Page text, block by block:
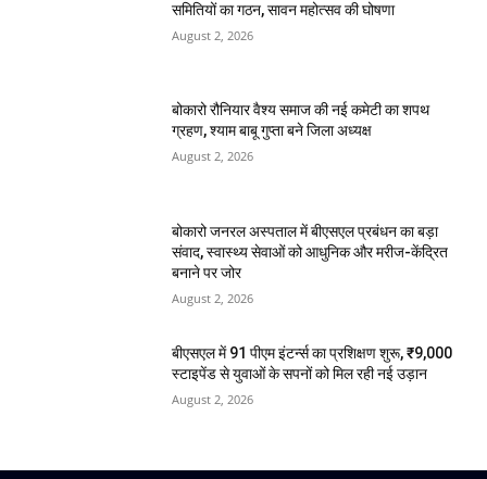
समितियों का गठन, सावन महोत्सव की घोषणा
August 2, 2026
बोकारो रौनियार वैश्य समाज की नई कमेटी का शपथ
ग्रहण, श्याम बाबू गुप्ता बने जिला अध्यक्ष
August 2, 2026
बोकारो जनरल अस्पताल में बीएसएल प्रबंधन का बड़ा
संवाद, स्वास्थ्य सेवाओं को आधुनिक और मरीज-केंद्रित
बनाने पर जोर
August 2, 2026
बीएसएल में 91 पीएम इंटर्न्स का प्रशिक्षण शुरू, ₹9,000
स्टाइपेंड से युवाओं के सपनों को मिल रही नई उड़ान
August 2, 2026